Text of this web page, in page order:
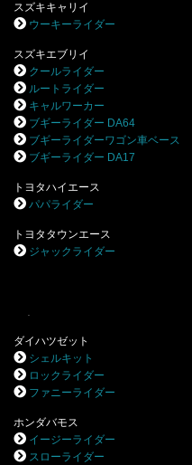
スズキキャリイ
ウーキーライダー
スズキエブリイ
クールライダー
ルートライダー
キャルワーカー
ブギーライダー DA64
ブギーライダーワゴン車ベース
ブギーライダー DA17
トヨタハイエース
パパライダー
トヨタタウンエース
ジャックライダー
ダイハツゼット
シェルキット
ロックライダー
ファニーライダー
ホンダバモス
イージーライダー
スローライダー